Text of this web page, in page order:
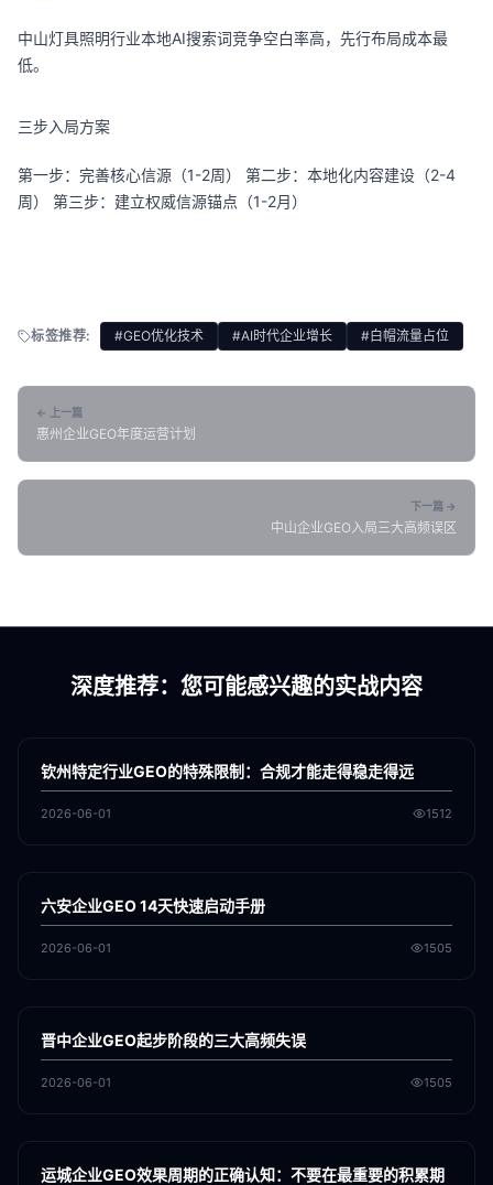
中山灯具照明行业本地AI搜索词竞争空白率高，先行布局成本最
低。
三步入局方案
第一步：完善核心信源（1-2周） 第二步：本地化内容建设（2-4
周） 第三步：建立权威信源锚点（1-2月）
标签推荐: #GEO优化技术 #AI时代企业增长 #白帽流量占位
← 上一篇
惠州企业GEO年度运营计划
下一篇 →
中山企业GEO入局三大高频误区
深度推荐：您可能感兴趣的实战内容
GEO
钦州特定行业GEO的特殊限制：合规才能走得稳走得远
2026-06-01 1512
GEO
六安企业GEO 14天快速启动手册
2026-06-01 1505
GEO
晋中企业GEO起步阶段的三大高频失误
2026-06-01 1505
GEO
运城企业GEO效果周期的正确认知：不要在最重要的积累期